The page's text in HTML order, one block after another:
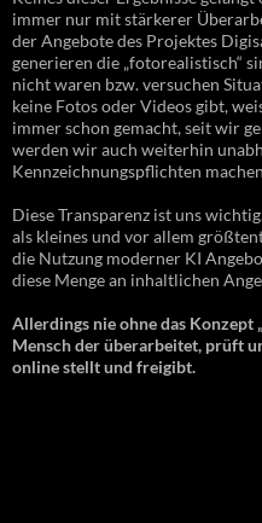
immer nur mit stärkerer
der Angebote des Projektes
generieren die „fotorealistisch“
nicht waren bzw. versuchen
keine Fotos oder Videos gibt,
immer schon gemacht, seit wir
werden wir auch weiterhin
Kennzeichnungspflichten
Diese Transparenz ist uns
als kleines und vor allem
die Nutzung moderner KI
diese Menge an inhaltlichen
Allerdings nie ohne das Konzept
Mensch der überarbeitet, prüft
online stellt und freigibt.